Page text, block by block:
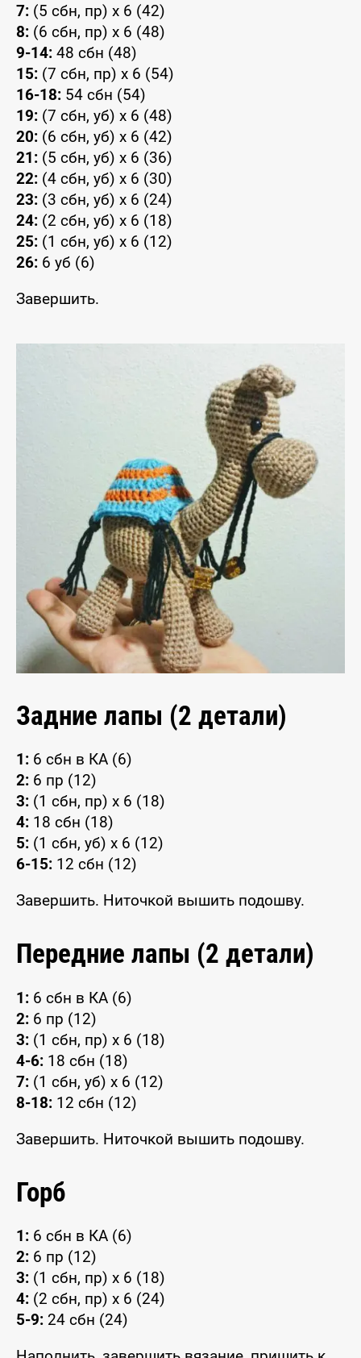
7: (5 сбн, пр) x 6 (42)
8: (6 сбн, пр) x 6 (48)
9-14: 48 сбн (48)
15: (7 сбн, пр) x 6 (54)
16-18: 54 сбн (54)
19: (7 сбн, уб) x 6 (48)
20: (6 сбн, уб) x 6 (42)
21: (5 сбн, уб) x 6 (36)
22: (4 сбн, уб) x 6 (30)
23: (3 сбн, уб) x 6 (24)
24: (2 сбн, уб) x 6 (18)
25: (1 сбн, уб) x 6 (12)
26: 6 уб (6)
Завершить.
Задние лапы (2 детали)
1: 6 сбн в КА (6)
2: 6 пр (12)
3: (1 сбн, пр) x 6 (18)
4: 18 сбн (18)
5: (1 сбн, уб) x 6 (12)
6-15: 12 сбн (12)
Завершить. Ниточкой вышить подошву.
Передние лапы (2 детали)
1: 6 сбн в КА (6)
2: 6 пр (12)
3: (1 сбн, пр) x 6 (18)
4-6: 18 сбн (18)
7: (1 сбн, уб) x 6 (12)
8-18: 12 сбн (12)
Завершить. Ниточкой вышить подошву.
Горб
1: 6 сбн в КА (6)
2: 6 пр (12)
3: (1 сбн, пр) x 6 (18)
4: (2 сбн, пр) x 6 (24)
5-9: 24 сбн (24)